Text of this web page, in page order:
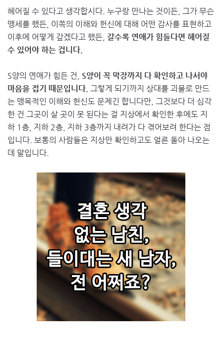
대상 2회수상
헤어질 수 있다고 생각합시다. 누구랑 만나는 것이든, 그가 무슨
맹세를 했든, 이쪽의 이해와 헌신에 대해 어떤 감사를 표현하고
이후에 어떻게 갚겠다고 했든, 갈수록 연애가 힘들다면 헤어질
수 있어야 하는 겁니다.
S양의 연애가 힘든 건,
S양이 꼭 막장까지 다 확인하고 나서야
마음을 접기 때문입니다. 그렇게 되기까지 상대를 괴물로 만드
는 맹목적인 이해와 헌신도 문제긴 합니다만, 그것보다 더 심각
한 건 그곳이 살 곳이 못 된다는 걸 지상에서 확인한 후에도 지
하 1층, 지하 2층, 지하 3층까지 내려가 다 겪어보려 한다는 점
입니다. 보통의 사람들은 지상만 확인하고도 얼른 돌아 나오는
데 말입니다.